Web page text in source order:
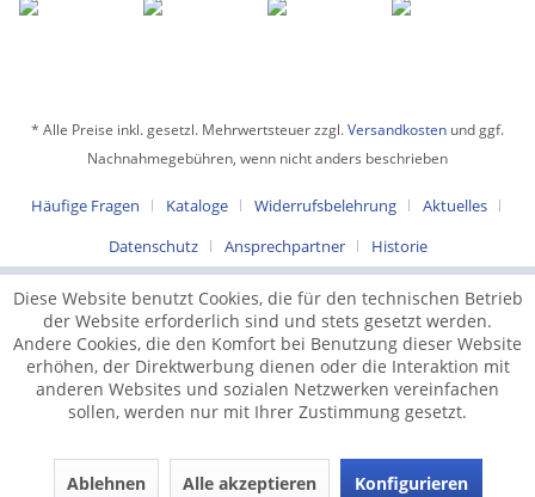
* Alle Preise inkl. gesetzl. Mehrwertsteuer zzgl.Versandkosten und ggf.
Nachnahmegebühren, wenn nicht anders beschrieben
Häufige Fragen Kataloge Widerrufsbelehrung
Aktuelles
Datenschutz
Ansprechpartner Historie
Diese Website benutzt Cookies, die für den technischen Betrieb
der Website erforderlich sind und stets gesetzt werden.
Andere Cookies, die den Komfort bei Benutzung dieser Website
erhöhen, der Direktwerbung dienen oder die Interaktion mit
anderen Websites und sozialen Netzwerken vereinfachen
sollen, werden nur mit Ihrer Zustimmung gesetzt.
Ablehnen Alle akzeptieren Konfigurieren